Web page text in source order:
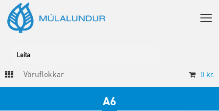
Vöruflokkar 0 kr.
A6